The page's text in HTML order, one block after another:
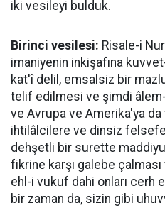
iki vesileyi bulduk.
Birinci vesilesi: Risale-i
imaniyenin inkişafına
kat'î delil, emsalsiz bir
telif edilmesi ve şimdi
ve Avrupa ve Amerika'ya
ihtilâlcilere ve dinsiz
dehşetli bir surette
fikrine karşı galebe
ehl-i vukuf dahi onları cerh
bir zaman da, sizin gibi